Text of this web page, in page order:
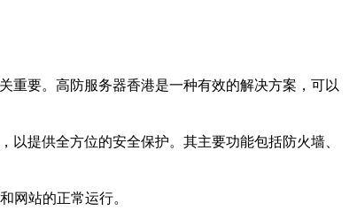
重要。高防服务器香港是一种有效的解决方案，可以
提供全方位的安全保护。其主要功能包括防火墙、
网站的正常运行。